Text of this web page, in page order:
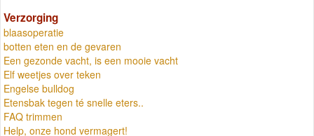
Verzorging
blaasoperatie
botten eten en de gevaren
Een gezonde vacht, is een mooie vacht
Elf weetjes over teken
Engelse bulldog
Etensbak tegen té snelle eters..
FAQ trimmen
Help, onze hond vermagert!